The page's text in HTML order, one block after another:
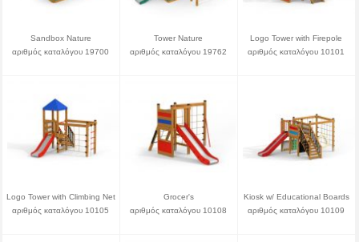
Sandbox Nature
αριθμός καταλόγου 19700
Tower Nature
αριθμός καταλόγου 19762
Logo Tower with Firepole
αριθμός καταλόγου 10101
Logo Tower with Climbing Net
αριθμός καταλόγου 10105
Grocer's
αριθμός καταλόγου 10108
Kiosk w/ Educational Boards
αριθμός καταλόγου 10109